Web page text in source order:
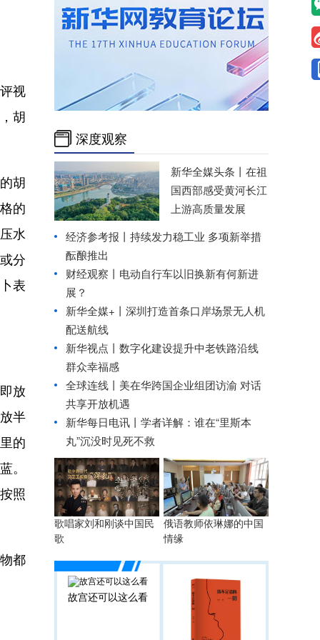
视
胡
胡
的
水
分
表
放
半
的
。
照
都
深度观察
新华全媒头条丨 在祖
国西部感受黄河长江
上游高质量发展
经济参考报丨 持续发力稳工业 多项新举措
酝酿推出
财经观察丨 电动自行车以旧换新有何新进
展？
新华全媒+丨 深圳打造首条口岸场景无人机
配送航线
新华视点丨 数字化建设提升中老铁路沿线
群众幸福感
全球连线丨 美在华跨国企业组团访渝 对话
共享开放机遇
新华每日电讯丨 学者详解：谁在“里斯本
丸”沉没时见死不救
歌唱家刘和刚谈中国民
歌
俄语教师依琳娜的中国
情缘
故宫还可以这么看